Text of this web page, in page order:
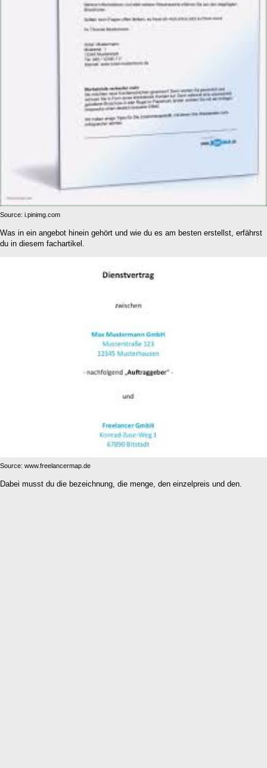
Source: i.pinimg.com
Was in ein angebot hinein gehört und wie du es am besten erstellst, erfährst
du in diesem fachartikel.
Source: www.freelancermap.de
Dabei musst du die bezeichnung, die menge, den einzelpreis und den.